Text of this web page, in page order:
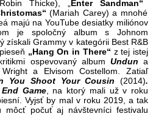
Thicke), „ Enter Sandman“
(Mariah Carey) a mnohé
majú na YouTube desiatky miliónov
je spoločný album s Johnom
získali Grammy v kategórii Best R&B
„Hang On in There“ z tej istej
ospevovaný album Unduna
a Elvisom Costellom. Zatiaľ
You Shoot Your Cousin (2014).
End Game, na ktorý mali už v roku
Vyjsť by mal v roku 2019, a tak
počuť aj návštevníci festivalu